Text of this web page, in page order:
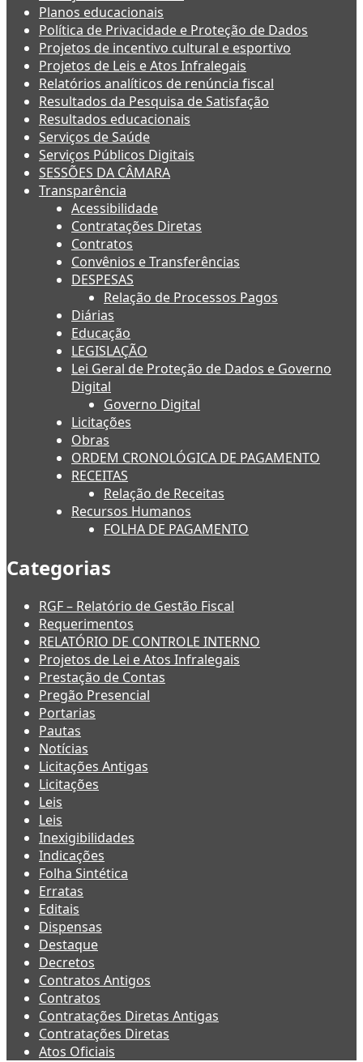
Planos educacionais
Política de Privacidade e Proteção de Dados
Projetos de incentivo cultural e esportivo
Projetos de Leis e Atos Infralegais
Relatórios analíticos de renúncia fiscal
Resultados da Pesquisa de Satisfação
Resultados educacionais
Serviços de Saúde
Serviços Públicos Digitais
SESSÕES DA CÂMARA
Transparência
Acessibilidade
Contratações Diretas
Contratos
Convênios e Transferências
DESPESAS
Relação de Processos Pagos
Diárias
Educação
LEGISLAÇÃO
Lei Geral de Proteção de Dados e Governo
Digital
Governo Digital
Licitações
Obras
ORDEM CRONOLÓGICA DE PAGAMENTO
RECEITAS
Relação de Receitas
Recursos Humanos
FOLHA DE PAGAMENTO
Categorias
RGF – Relatório de Gestão Fiscal
Requerimentos
RELATÓRIO DE CONTROLE INTERNO
Projetos de Lei e Atos Infralegais
Prestação de Contas
Pregão Presencial
Portarias
Pautas
Notícias
Licitações Antigas
Licitações
Leis
Leis
Inexigibilidades
Indicações
Folha Sintética
Erratas
Editais
Dispensas
Destaque
Decretos
Contratos Antigos
Contratos
Contratações Diretas Antigas
Contratações Diretas
Atos Oficiais